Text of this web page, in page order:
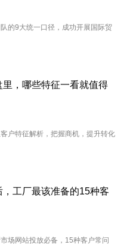
的9大统一口径，成功开展国际贸
，哪些特征一看就值得
户特征解析，把握商机，提升转化
工厂最该准备的15种客
场网站投放必备，15种客户常问